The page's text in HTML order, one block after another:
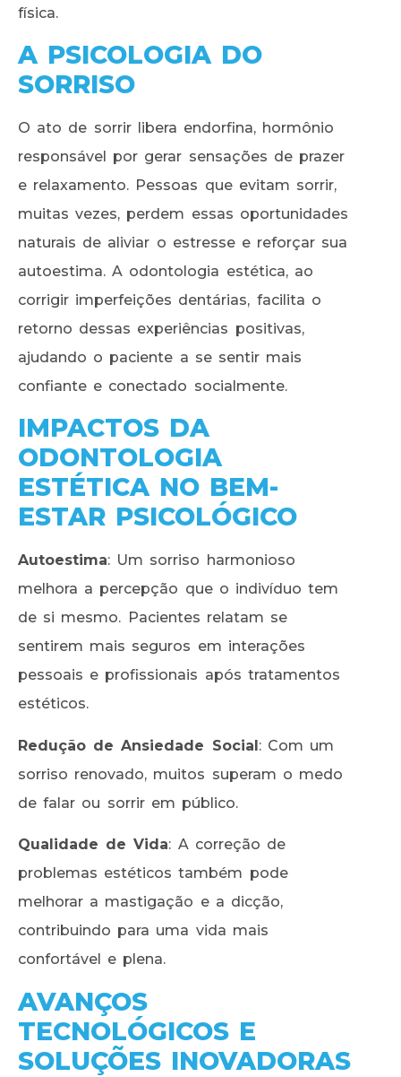
física.
A PSICOLOGIA DO
SORRISO
O ato de sorrir libera endorfina, hormônio
responsável por gerar sensações de prazer
e relaxamento. Pessoas que evitam sorrir,
muitas vezes, perdem essas oportunidades
naturais de aliviar o estresse e reforçar sua
autoestima. A odontologia estética, ao
corrigir imperfeições dentárias, facilita o
retorno dessas experiências positivas,
ajudando o paciente a se sentir mais
confiante e conectado socialmente.
IMPACTOS DA
ODONTOLOGIA
ESTÉTICA NO BEM-
ESTAR PSICOLÓGICO
Autoestima: Um sorriso harmonioso
melhora a percepção que o indivíduo tem
de si mesmo. Pacientes relatam se
sentirem mais seguros em interações
pessoais e profissionais após tratamentos
estéticos.
Redução de Ansiedade Social: Com um
sorriso renovado, muitos superam o medo
de falar ou sorrir em público.
Qualidade de Vida: A correção de
problemas estéticos também pode
melhorar a mastigação e a dicção,
contribuindo para uma vida mais
confortável e plena.
AVANÇOS
TECNOLÓGICOS E
SOLUÇÕES INOVADORAS